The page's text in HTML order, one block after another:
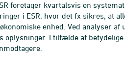
foretager kvartalsvis en
i ESR, hvor det fx sikres, at
enhed. Ved analyser
oplysninger. I tilfælde af